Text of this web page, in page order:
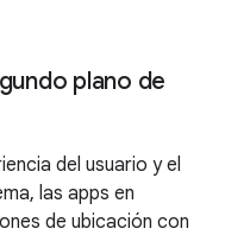
plano de
del usuario y el
las apps en
de ubicación con